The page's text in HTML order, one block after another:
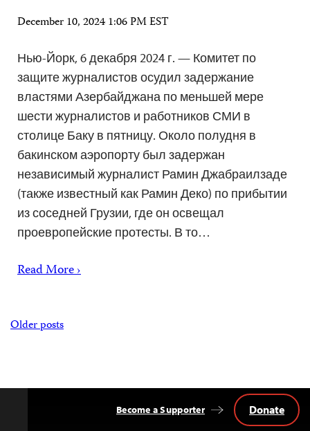
December 10, 2024 1:06 PM EST
Нью-Йорк, 6 декабря 2024 г. — Комитет по
защите журналистов осудил задержание
властями Азербайджана по меньшей мере
шести журналистов и работников СМИ в
столице Баку в пятницу. Около полудня в
бакинском аэропорту был задержан
независимый журналист Рамин Джабраилзаде
(также известный как Рамин Деко) по прибытии
из соседней Грузии, где он освещал
проевропейские протесты. В то…
Read More ›
Posts
Older posts
Become a Supporter Donate